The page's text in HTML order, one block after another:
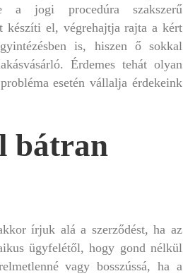
a jogi procedúra szakszerű
készíti el, végrehajtja rajta a kért
is, hiszen ő sokkal
Érdemes tehát olyan
esetén vállalja érdekeink
bátran
írjuk alá a szerződést, ha az
ügyfelétől, hogy gond nélkül
vagy bosszússá, ha a